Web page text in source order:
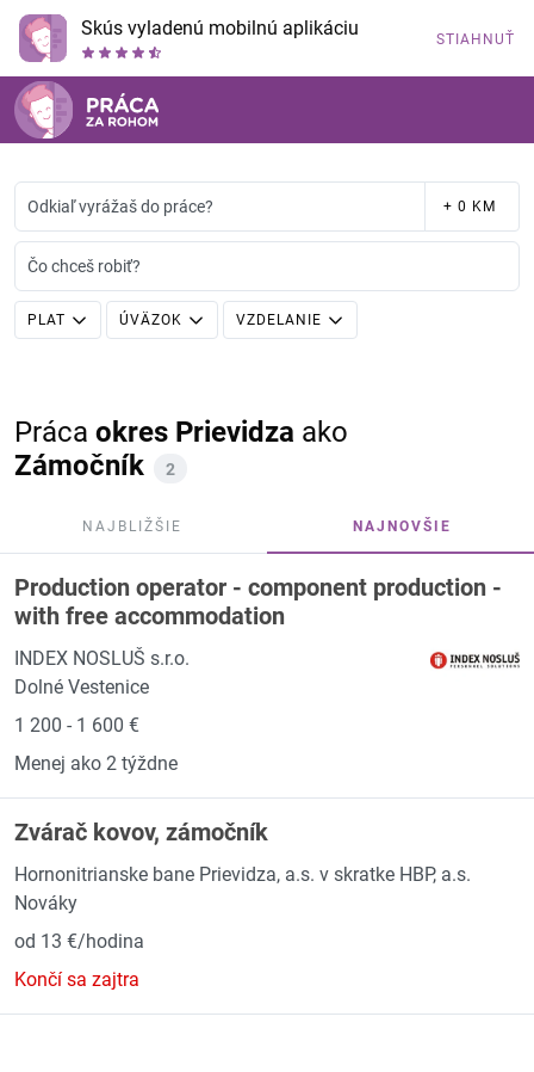
Skús vyladenú mobilnú aplikáciu STIAHNUŤ
Odkiaľ vyrážaš do práce? + 0 KM
Čo chceš robiť?
PLAT ÚVÄZOK VZDELANIE
Práca okres Prievidza ako
Zámočník
2
NAJBLIŽŠIE NAJNOVŠIE
Production operator - component production -
with free accommodation
INDEX NOSLUŠ s.r.o.
Dolné Vestenice
1 200 - 1 600 €
Menej ako 2 týždne
Zvárač kovov, zámočník
Hornonitrianske bane Prievidza, a.s. v skratke HBP, a.s.
Nováky
od 13 €/hodina
Končí sa zajtra